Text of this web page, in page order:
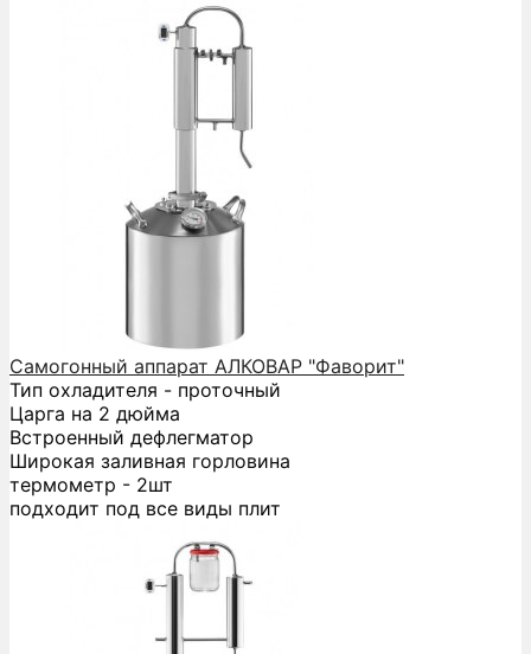
Самогонный аппарат АЛКОВАР "Фаворит"
Тип охладителя - проточный
Царга на 2 дюйма
Встроенный дефлегматор
Широкая заливная горловина
термометр - 2шт
подходит под все виды плит